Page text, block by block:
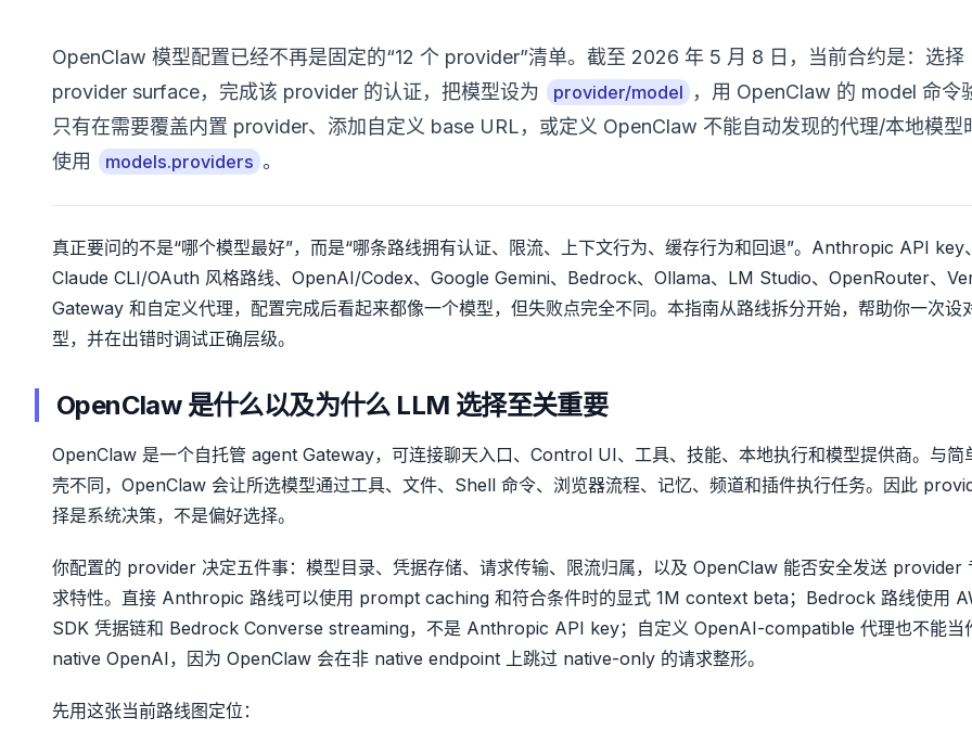
OpenClaw 模型配置已经不再是固定的“12 个 provider”清单。截至 2026 年 5 月 8 日，当前合约是：选择
provider surface，完成该 provider 的认证，把模型设为
provider/model ，用 OpenClaw 的 model 命令
只有在需要覆盖内置 provider、添加自定义 base URL，或定义 OpenClaw 不能自动发现的代理/本地模型
使用
models.providers 。
真正要问的不是“哪个模型最好”，而是“哪条路线拥有认证、限流、上下文行为、缓存行为和回退”。Anthropic API key、
Claude CLI/OAuth 风格路线、OpenAI/Codex、Google Gemini、Bedrock、Ollama、LM Studio、OpenRouter、
Gateway 和自定义代理，配置完成后看起来都像一个模型，但失败点完全不同。本指南从路线拆分开始，帮助你一次设
型，并在出错时调试正确层级。
OpenClaw 是什么以及为什么 LLM 选择至关重要
OpenClaw 是一个自托管 agent Gateway，可连接聊天入口、Control UI、工具、技能、本地执行和模型提供商。与简
壳不同，OpenClaw 会让所选模型通过工具、文件、Shell 命令、浏览器流程、记忆、频道和插件执行任务。因此
择是系统决策，不是偏好选择。
你配置的 provider 决定五件事：模型目录、凭据存储、请求传输、限流归属，以及 OpenClaw 能否安全发送 provider
求特性。直接 Anthropic 路线可以使用 prompt caching 和符合条件时的显式 1M context beta；Bedrock 路线使用
SDK 凭据链和 Bedrock Converse streaming，不是 Anthropic API key；自定义 OpenAI-compatible 代理也不能当
native OpenAI，因为 OpenClaw 会在非 native endpoint 上跳过 native-only 的请求整形。
先用这张当前路线图定位：